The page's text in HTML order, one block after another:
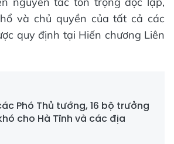
và chủ quyền của tất cả các
quy định tại Hiến chương Liên
Phó Thủ tướng, 16 bộ trưởng
cho Hà Tĩnh và các địa